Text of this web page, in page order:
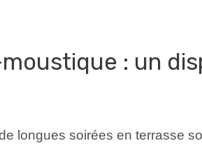
: un
longues soirées en terrasse